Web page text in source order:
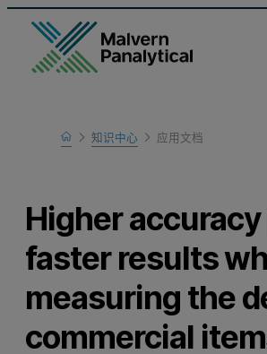
Home
Learn
知识中心 应用文档
Higher
faster results
measuring the
commercial